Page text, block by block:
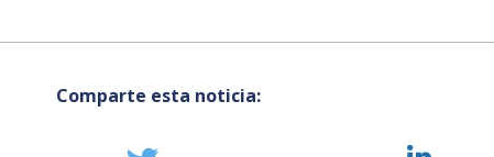
Comparte esta noticia: